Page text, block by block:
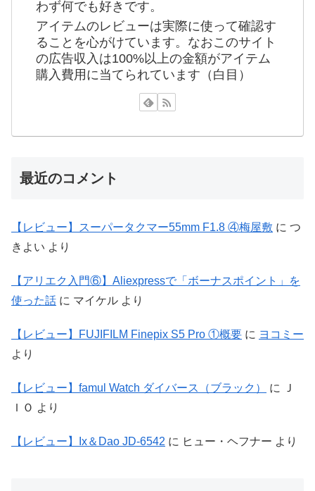
わず何でも好きです。
アイテムのレビューは実際に使って確認す
ることを心がけています。なおこのサイト
の広告収入は100%以上の金額がアイテム
購入費用に当てられています（白目）
最近のコメント
【レビュー】スーパータクマー55mm F1.8 ④梅屋敷 に つ
きよい より
【アリエク入門⑥】Aliexpressで「ボーナスポイント」を
使った話 に マイケル より
【レビュー】FUJIFILM Finepix S5 Pro ①概要 に ヨコミー
より
【レビュー】famul Watch ダイバース（ブラック） に
Ｊ
ＩＯ より
【レビュー】Ix＆Dao JD-6542 に ヒュー・ヘフナー より